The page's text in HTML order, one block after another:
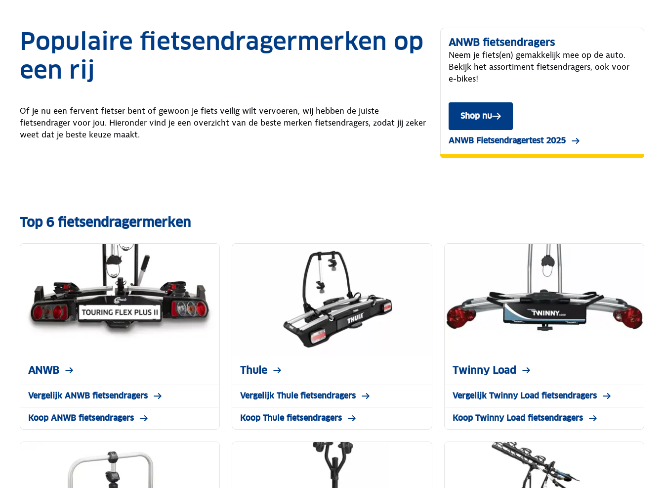
Populaire fietsendragermerken op
een rij
Of je nu een fervent fietser bent of gewoon je fiets veilig wilt vervoeren, wij hebben de juiste
fietsendrager voor jou. Hieronder vind je een overzicht van de beste merken fietsendragers, zodat jij zeker
weet dat je beste keuze maakt.
ANWB fietsendragers
Neem je fiets(en) gemakkelijk mee op de auto.
Bekijk het assortiment fietsendragers, ook voor
e-bikes!
Shop nu
ANWB Fietsendragertest 2025
Top 6 fietsendragermerken
ANWB
Vergelijk ANWB fietsendragers
Koop ANWB fietsendragers
Thule
Vergelijk Thule fietsendragers
Koop Thule fietsendragers
Twinny Load
Vergelijk Twinny Load fietsendragers
Koop Twinny Load fietsendragers